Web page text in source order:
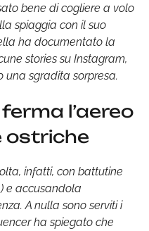
bene di cogliere a volo
spiaggia con il suo
ha documentato la
stories su Instagram,
una sgradita sorpresa.
l’aereo
ostriche
infatti, con battutine
e accusandola
A nulla sono serviti i
ha spiegato che